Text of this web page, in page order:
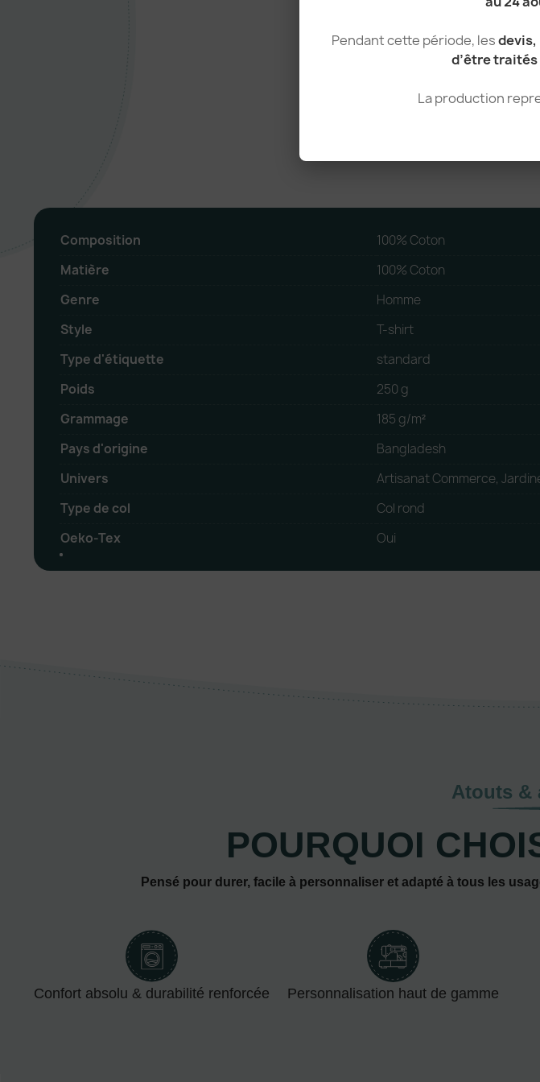
Pendant cette période, lesdevis,
d’être
La production
Composition
100% Coton
Matière
100% Coton
Genre
Homme
Style
T-shirt
Type d'étiquette
standard
Poids
250 g
Grammage
185 g/m²
Pays d'origine
Bangladesh
Univers
Artisanat Commerce,
Type de col
Col rond
Oeko-Tex
Oui
Atouts &
POURQUOI
Pensé pour durer, facile à personnaliser et adapté à tous les
Confort absolu & durabilité renforcée Personnalisation haut de gamme